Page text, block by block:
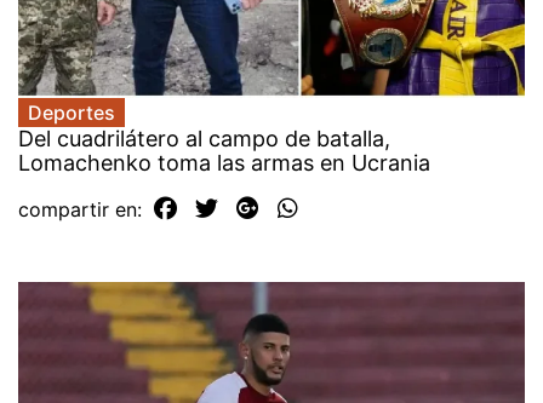
Deportes
Del cuadrilátero al campo de batalla,
Lomachenko toma las armas en Ucrania
compartir en: